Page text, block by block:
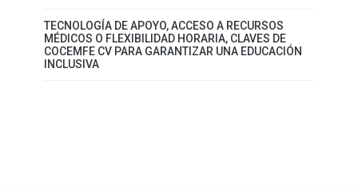
TECNOLOGÍA DE APOYO, ACCESO A RECURSOS
MÉDICOS O FLEXIBILIDAD HORARIA, CLAVES DE
COCEMFE CV PARA GARANTIZAR UNA EDUCACIÓN
INCLUSIVA